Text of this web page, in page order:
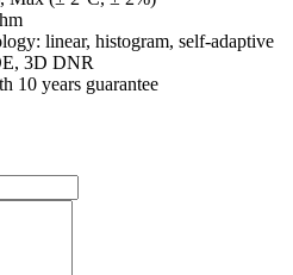
linear, histogram, self-adaptive
3D DNR
10 years guarantee